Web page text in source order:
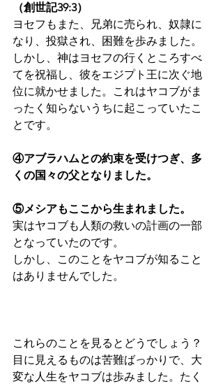
（創世記39:3）
ヨセフもまた、兄弟に売られ、奴隷に
なり、投獄され、困難を歩みました。
しかし、神はヨセフの行くところすべ
てを祝福し、彼をエジプト王に次ぐ地
位に就かせました。これはヤコブがま
ったく知らないうちに起こっていたこ
とです。
④アブラハムとの約束を受けつぎ、多
くの国々の父となりました。
⑤メシアもここから生まれました。
実はヤコブも人類の救いの計画の一部
となっていたのです。
しかし、このことをヤコブが知ること
はありませんでした。
これらのことを見るとどうでしょう？
目に見えるものは苦難ばっかりで、大
変な人生をヤコブは歩みました。たく